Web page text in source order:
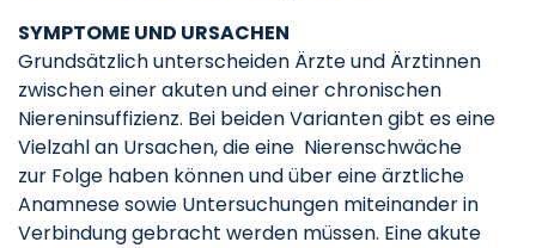
SYMPTOME UND URSACHEN
Grundsätzlich unterscheiden Ärzte und Ärztinnen
zwischen einer akuten und einer chronischen
Niereninsuffizienz. Bei beiden Varianten gibt es eine
Vielzahl an Ursachen, die eine Nierenschwäche
zur Folge haben können und über eine ärztliche
Anamnese sowie Untersuchungen miteinander in
Verbindung gebracht werden müssen. Eine akute